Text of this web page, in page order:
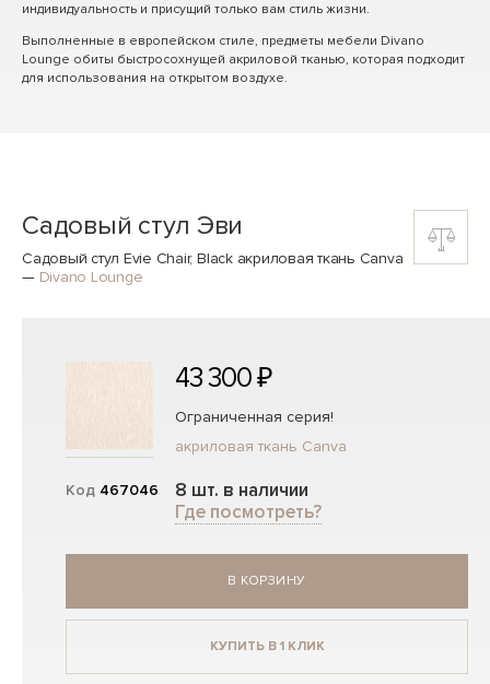
индивидуальность и присущий только вам стиль жизни.
Выполненные в европейском стиле, предметы мебели Divano
Lounge обиты быстросохнущей акриловой тканью, которая подходит
для использования на открытом воздухе.
Садовый стул Эви
Садовый стул Evie Chair, Black акриловая ткань Canva
— Divano Lounge
Код 467046
43 300 ₽
Ограниченная серия!
акриловая ткань Canva
8 шт. в наличии
Где посмотреть?
В КОРЗИНУ
КУПИТЬ В 1 КЛИК